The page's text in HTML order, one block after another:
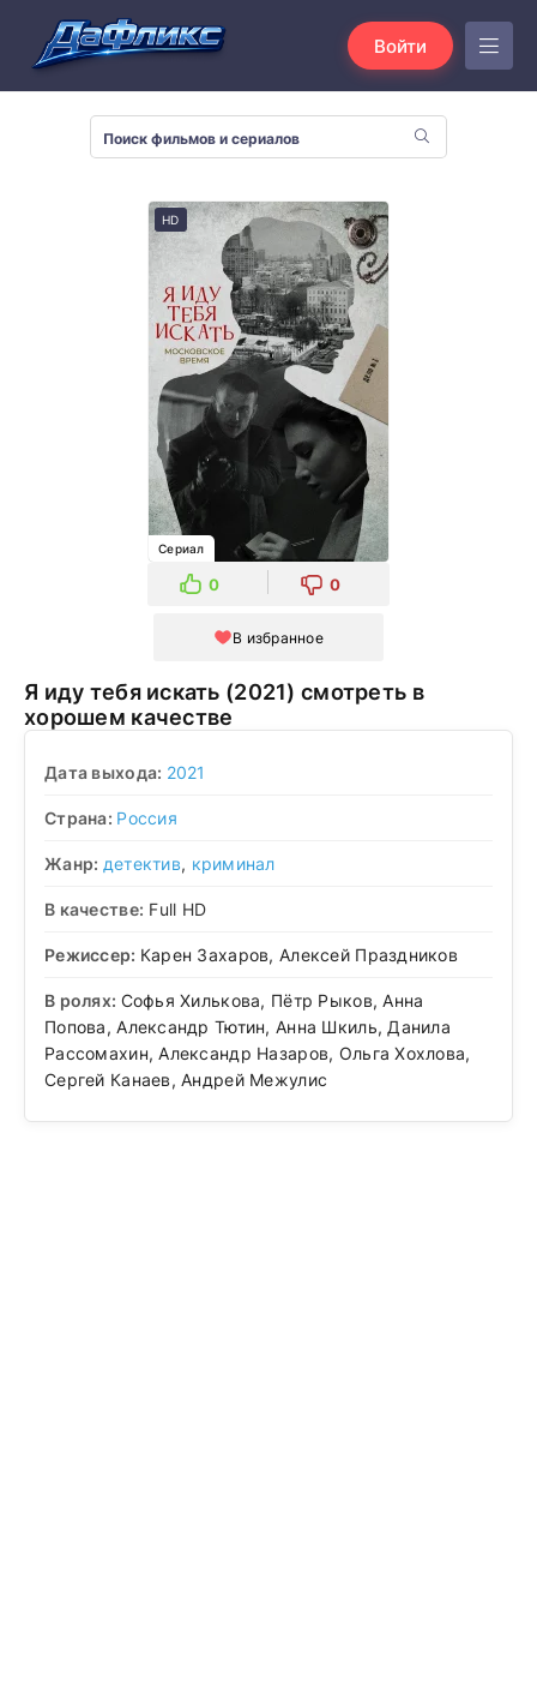
Войти
HD
Сериал
0 0
В избранное
Я иду тебя искать (2021) смотреть в
хорошем качестве
Дата выхода: 2021
Страна: Россия
Жанр: детектив, криминал
В качестве: Full HD
Режиссер: Карен Захаров, Алексей Праздников
В ролях: Софья Хилькова, Пётр Рыков, Анна
Попова, Александр Тютин, Анна Шкиль, Данила
Рассомахин, Александр Назаров, Ольга Хохлова,
Сергей Канаев, Андрей Межулис